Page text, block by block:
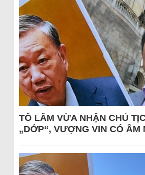
TÔ LÂM VỪA NHẬN CHỦ
„DỚP“, VƯỢNG VIN CÓ ÂM